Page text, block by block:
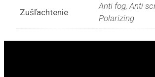
Zušľachtenie
Anti fog, Anti
Polarizing